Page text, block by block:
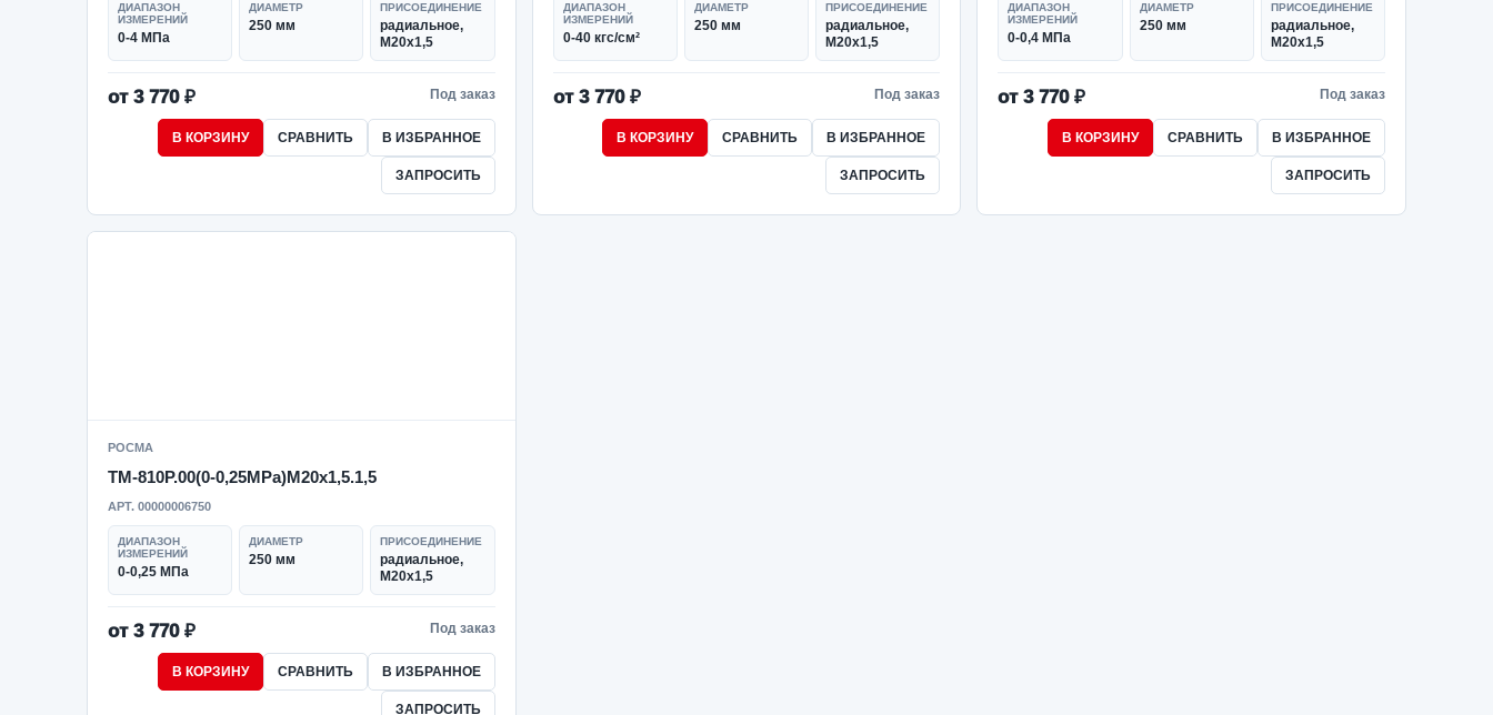
ДИАПАЗОН
ИЗМЕРЕНИЙ
0-4 МПа
ДИАМЕТР
250 мм
ПРИСОЕДИНЕНИЕ
радиальное,
M20x1,5
от 3 770 ₽ Под заказ
В КОРЗИНУ СРАВНИТЬ В ИЗБРАННОЕ
ЗАПРОСИТЬ
ДИАПАЗОН
ИЗМЕРЕНИЙ
0-40 кгс/см²
ДИАМЕТР
250 мм
ПРИСОЕДИНЕНИЕ
радиальное,
M20x1,5
от 3 770 ₽ Под заказ
В КОРЗИНУ СРАВНИТЬ В ИЗБРАННОЕ
ЗАПРОСИТЬ
ДИАПАЗОН
ИЗМЕРЕНИЙ
0-0,4 МПа
ДИАМЕТР
250 мм
ПРИСОЕДИНЕНИЕ
радиальное,
M20x1,5
от 3 770 ₽ Под заказ
В КОРЗИНУ СРАВНИТЬ В ИЗБРАННОЕ
ЗАПРОСИТЬ
РОСМА
ТМ-810Р.00(0-0,25MPa)M20x1,5.1,5
АРТ. 00000006750
ДИАПАЗОН
ИЗМЕРЕНИЙ
0-0,25 МПа
ДИАМЕТР
250 мм
ПРИСОЕДИНЕНИЕ
радиальное,
M20x1,5
от 3 770 ₽ Под заказ
В КОРЗИНУ СРАВНИТЬ В ИЗБРАННОЕ
ЗАПРОСИТЬ